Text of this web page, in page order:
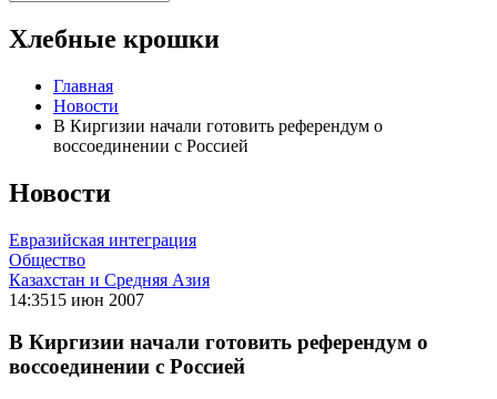
Хлебные крошки
Главная
Новости
В Киргизии начали готовить референдум о
воссоединении с Россией
Новости
Евразийская интеграция
Общество
Казахстан и Средняя Азия
14:3515 июн 2007
В Киргизии начали готовить референдум о
воссоединении с Россией